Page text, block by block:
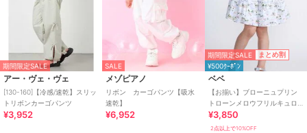
期間限定SALE
アー・ヴェ・ヴェ
[130-160]【冷感/速乾】スリッ
トリボンカーゴパンツ
¥3,952
SALE
メゾピアノ
リボン カーゴパンツ【吸水
速乾】
¥6,952
期間限定SALE まとめ割
¥500ｸｰﾎﾟﾝ
ベベ
【お揃い】ブローニュプリン
トローンメロウフリルキュロ
ットパンツ(90~150cm)
¥3,850
2点以上で10%OFF